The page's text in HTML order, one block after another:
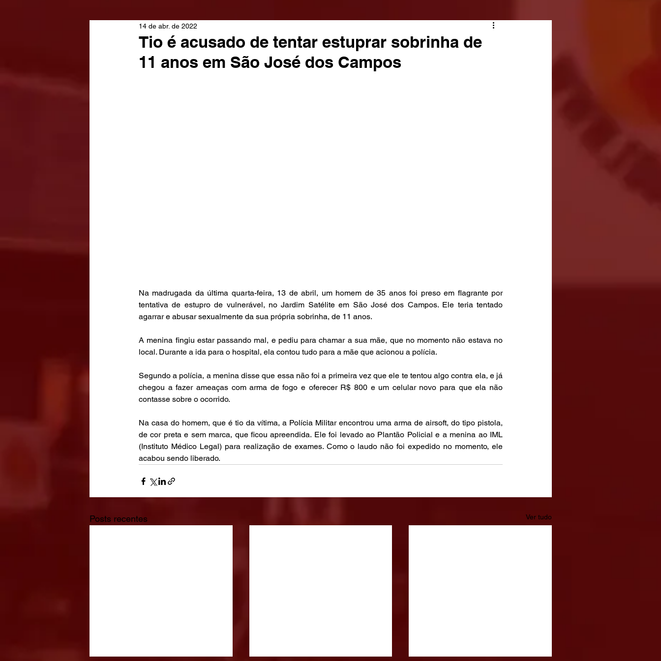
Tio é acusado de tentar estuprar sobrinha de
11 anos em São José dos Campos
14 de abr. de 2022
Na madrugada da última quarta-feira, 13 de abril, um homem de 35 anos foi preso em flagrante por
tentativa de estupro de vulnerável, no Jardim Satélite em São José dos Campos. Ele teria tentado
agarrar e abusar sexualmente da sua própria sobrinha, de 11 anos.
A menina fingiu estar passando mal, e pediu para chamar a sua mãe, que no momento não estava no
local. Durante a ida para o hospital, ela contou tudo para a mãe que acionou a polícia.
Segundo a polícia, a menina disse que essa não foi a primeira vez que ele te tentou algo contra ela, e já
chegou a fazer ameaças com arma de fogo e oferecer R$ 800 e um celular novo para que ela não
contasse sobre o ocorrido.
Na casa do homem, que é tio da vítima, a Polícia Militar encontrou uma arma de airsoft, do tipo pistola,
de cor preta e sem marca, que ficou apreendida. Ele foi levado ao Plantão Policial e a menina ao IML
(Instituto Médico Legal) para realização de exames. Como o laudo não foi expedido no momento, ele
acabou sendo liberado.
Posts recentes Ver tudo